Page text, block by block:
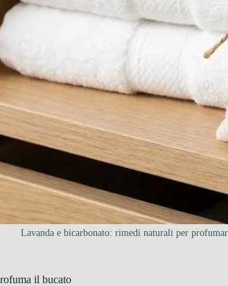
Lavanda e bicarbonato: rimedi naturali per
il bucato